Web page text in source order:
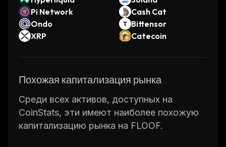
Pi Network
Cash Cat
Ondo
Bittensor
XRP
Catecoin
Похожая капитализация рынка
Среди всех активов, доступных на
CoinStats, эти имеют наиболее похожую
капитализацию рынка на FLOOF.